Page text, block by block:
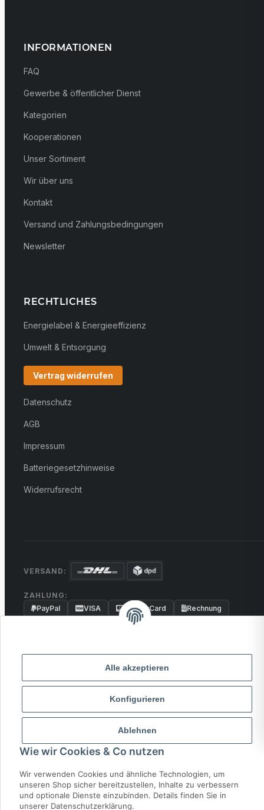
Alle akzeptieren
Konfigurieren
Ablehnen
Wie wir Cookies & Co nutzen
Wir verwenden Cookies und ähnliche Technologien, um
unseren Shop sicher bereitzustellen, Inhalte zu verbessern
und optionale Dienste einzubinden. Details finden Sie in
unserer Datenschutzerklärung.
INFORMATIONEN
FAQ
Gewerbe & öffentlicher Dienst
Kategorien
Kooperationen
Unser Sortiment
Wir über uns
Kontakt
Versand und Zahlungsbedingungen
Newsletter
RECHTLICHES
Energielabel & Energieeffizienz
Umwelt & Entsorgung
Vertrag widerrufen
Datenschutz
AGB
Impressum
Batteriegesetzhinweise
Widerrufsrecht
VERSAND:
ZAHLUNG:
PayPal
VISA MasterCard
Rechnung
Powered byMD IT Solutions